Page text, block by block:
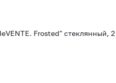
Frosted" стеклянный,